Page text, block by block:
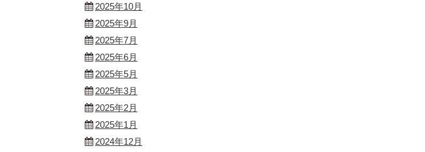
2025年10月
2025年9月
2025年7月
2025年6月
2025年5月
2025年3月
2025年2月
2025年1月
2024年12月